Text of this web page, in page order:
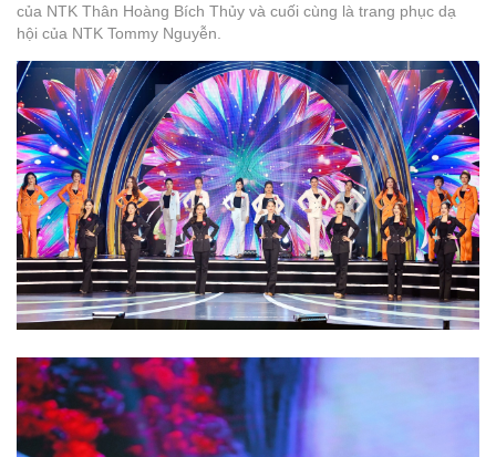
của NTK Thân Hoàng Bích Thủy và cuối cùng là trang phục dạ
hội của NTK Tommy Nguyễn.